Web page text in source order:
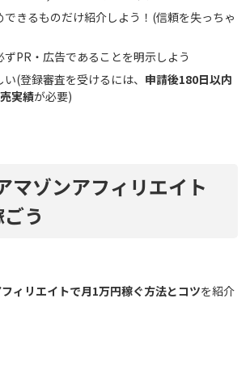
できるものだけ紹介しよう！(信頼を失っちゃ
PR・広告であることを明示しよう
(登録審査を受けるには、 申請後180日以内
実績が必要)
マゾンアフィリエイト
う
ィリエイトで月1万円稼ぐ方法とコツを紹介